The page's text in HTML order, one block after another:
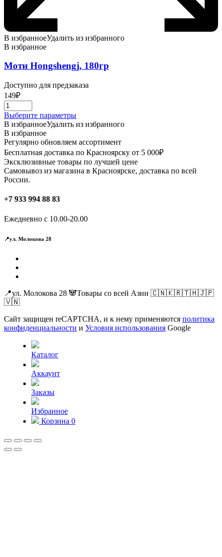
В избранноеУдалить из избранного
В избранное
Моти Hongshengj, 180гр
Доступно для предзаказа
149₽
Выберите параметрыЭтот
товар
несколько
вариаций.
Опции
можно
выбрать
В избранноеУдалить из избранного
В избранное
Регулярно обновляем ассортимент
Бесплатная доставка по Красноярску от 5 000₽
Эксклюзивные товары по лучшей цене
Самовывоз из магазина в Красноярске, доставка по всей
России.
+7 933 994 88 83
Ежедневно с 10.00-20.00
📍ул. Молокова 28
📍ул. Молокова 28 🐼Товары со всей Азии 🇨🇳🇰🇷🇹🇭🇯🇵
🇻🇳
Сайт защищен reCAPTCHA, и к нему применяются политика
конфиденциальности и Условия использования Google
Каталог
Аккаунт
Заказы
Избранное
Корзина 0